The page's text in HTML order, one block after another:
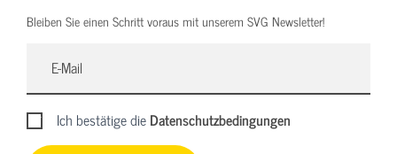
Bleiben Sie einen Schritt voraus mit unserem SVG Newsletter!
Ich bestätige dieDatenschutzbedingungen